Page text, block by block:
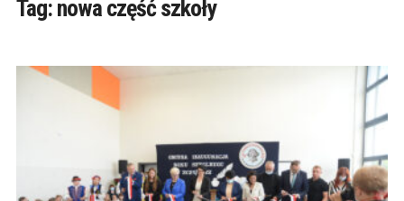
Tag: nowa część szkoły